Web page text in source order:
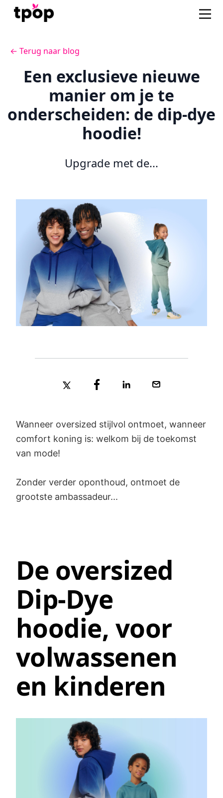
← Terug naar blog
Een exclusieve nieuwe
manier om je te
onderscheiden: de dip-dye
hoodie!
Upgrade met de...
Wanneer oversized stijlvol ontmoet, wanneer
comfort koning is: welkom bij de toekomst
van mode!
Zonder verder oponthoud, ontmoet de
grootste ambassadeur...
De oversized
Dip-Dye
hoodie, voor
volwassenen
en kinderen